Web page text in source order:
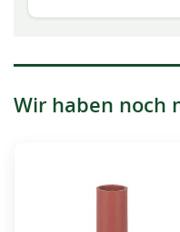
Wir haben noch